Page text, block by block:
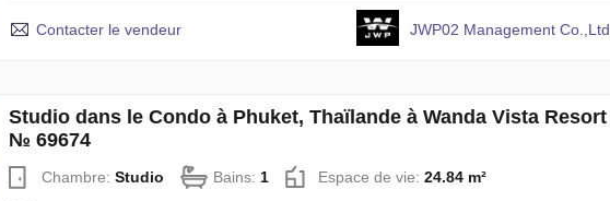
Contacter le vendeur JWP02 Management Co.,Ltd.
Studio dans le Condo à Phuket, Thaïlande à Wanda Vista Resort
№ 69674
Chambre: Studio Bains: 1 Espace de vie: 24.84 m²